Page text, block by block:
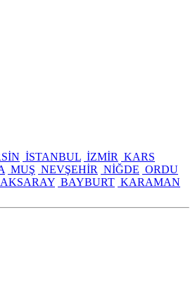
İSTANBUL İZMİR KARS
MUŞ NEVŞEHİR NİĞDE ORDU
AKSARAY BAYBURT KARAMAN